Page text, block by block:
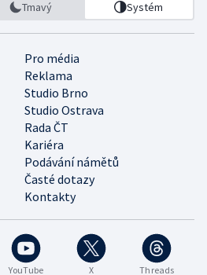
Tmavý Systém
Pro média
Reklama
Studio Brno
Studio Ostrava
Rada ČT
Kariéra
Podávání námětů
Časté dotazy
Kontakty
YouTube X Threads